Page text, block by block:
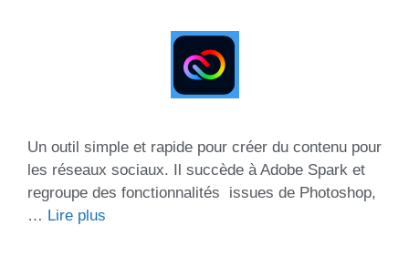
Un outil simple et rapide pour créer du contenu pour
les réseaux sociaux. Il succède à Adobe Spark et
regroupe des fonctionnalités issues de Photoshop,
… Lire plus